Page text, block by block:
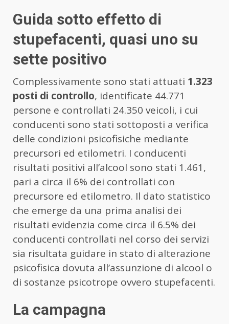
Guida sotto effetto di
stupefacenti, quasi uno su
sette positivo
Complessivamente sono stati attuati 1.323
posti di controllo, identificate 44.771
persone e controllati 24.350 veicoli, i cui
conducenti sono stati sottoposti a verifica
delle condizioni psicofisiche mediante
precursori ed etilometri. I conducenti
risultati positivi all’alcool sono stati 1.461,
pari a circa il 6% dei controllati con
precursore ed etilometro. Il dato statistico
che emerge da una prima analisi dei
risultati evidenzia come circa il 6.5% dei
conducenti controllati nel corso dei servizi
sia risultata guidare in stato di alterazione
psicofisica dovuta all’assunzione di alcool o
di sostanze psicotrope ovvero stupefacenti.
La campagna